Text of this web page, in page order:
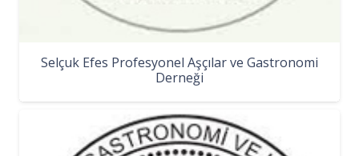
Selçuk Efes Profesyonel Aşçılar ve Gastronomi
Derneği